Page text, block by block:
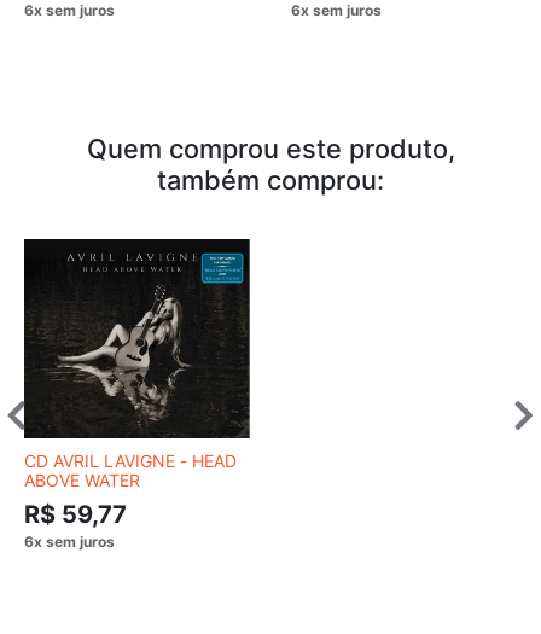
Quem comprou este produto,
também comprou:
CD AVRIL LAVIGNE - HEAD
ABOVE WATER
R$ 59,77